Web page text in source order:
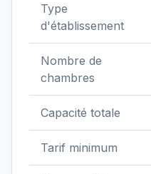
Type
d'établissement
Nombre de
chambres
Capacité totale
Tarif minimum